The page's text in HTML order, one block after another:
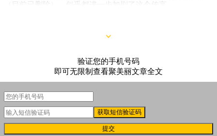
（目前已删除），似乎都进一步加剧了这个传言。
验证您的手机号码
即可无限制查看聚美丽文章全文
获取短信验证码
提交